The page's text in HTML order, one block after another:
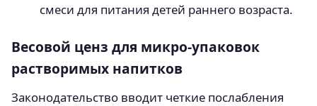
смеси для питания детей раннего возраста.
Весовой ценз для микро-упаковок
растворимых напитков
Законодательство вводит четкие послабления